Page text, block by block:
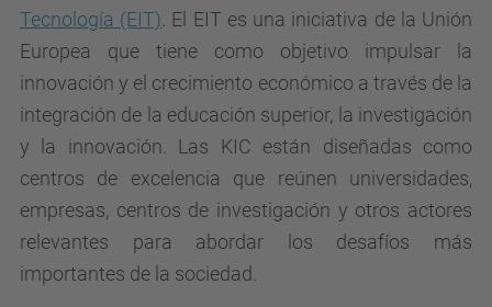
Tecnología (EIT) . El EIT es una iniciativa de la Unión
Europea que tiene como objetivo impulsar la
innovación y el crecimiento económico a través de la
integración de la educación superior, la investigación
y la innovación. Las KIC están diseñadas como
centros de excelencia que reúnen universidades,
empresas, centros de investigación y otros actores
relevantes para abordar los desafíos más
importantes de la sociedad.